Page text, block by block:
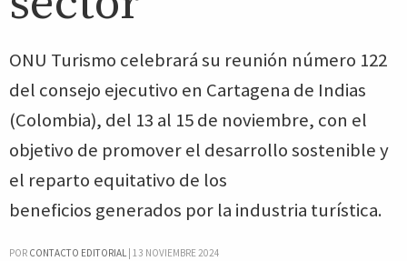
ONU Turismo celebrará su reunión número 122
del consejo ejecutivo en Cartagena de Indias
(Colombia), del 13 al 15 de noviembre, con el
objetivo de promover el desarrollo sostenible y
el reparto equitativo de los
beneficios generados por la industria turística.
POR CONTACTO EDITORIAL| 13 NOVIEMBRE 2024